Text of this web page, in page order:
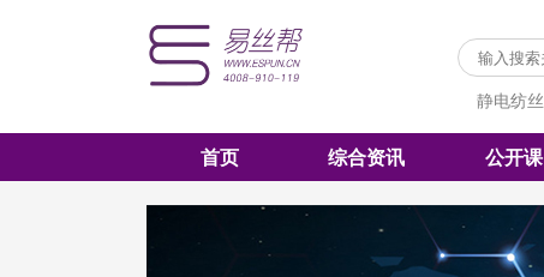
静电纺丝
首页 综合资讯 公开课